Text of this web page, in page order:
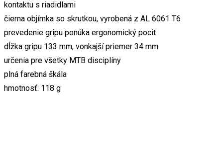
kontaktu s riadidlami
čierna objímka so skrutkou, vyrobená z AL 6061 T6
prevedenie gripu ponúka ergonomický pocit
dĺžka gripu 133 mm, vonkajší priemer 34 mm
určenia pre všetky MTB disciplíny
plná farebná škála
hmotnosť: 118 g